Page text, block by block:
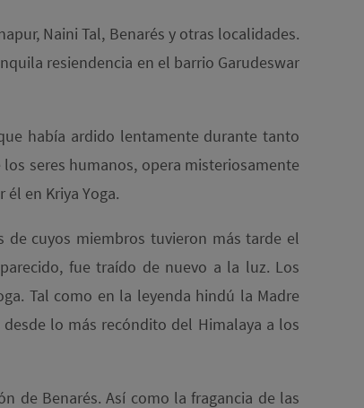
Naini Tal, Benarés y otras localidades.
resiendencia en el barrio Garudeswar
había ardido lentamente durante tanto
seres humanos, opera misteriosamente
en Kriya Yoga.
cuyos miembros tuvieron más tarde el
fue traído de nuevo a la luz. Los
Tal como en la leyenda hindú la Madre
lo más recóndito del Himalaya a los
de Benarés. Así como la fragancia de las